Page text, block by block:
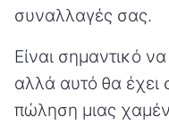
συναλλαγές σας.
Είναι σημαντικό
αλλά αυτό θα έχει
πώληση μιας